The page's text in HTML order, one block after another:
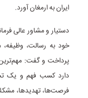
ایران به ارمغان آورد.
دستیار و مشاور عالی
خود به رسالت،
پرداخت و گفت:
دارد کسب فهم و یک
فرصت‌ها، تهدیدها،